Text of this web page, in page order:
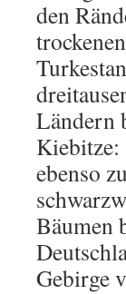
den
Ländern
Kiebitze:
ebenso
Bäumen
Gebirge